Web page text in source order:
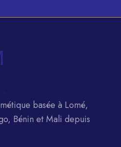
basée à Lomé,
Bénin et Mali depuis